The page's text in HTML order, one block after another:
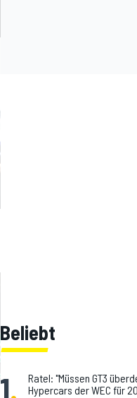
Beliebt
1.
Ratel: "Müssen GT3
Hypercars der WEC für